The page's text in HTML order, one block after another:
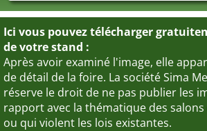
Ici vous pouvez télécharger
de votre stand :
Après avoir examiné l'image, elle
de détail de la foire. La société Sima
réserve le droit de ne pas publier les
rapport avec la thématique des
ou qui violent les lois existantes.
Foire noms Pays Villes
Secteurs du fournisseur de services